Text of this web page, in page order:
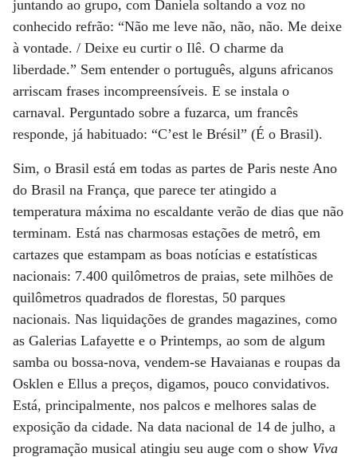
juntando ao grupo, com Daniela soltando a voz no
conhecido refrão: “Não me leve não, não, não. Me deixe
à vontade. / Deixe eu curtir o Ilê. O charme da
liberdade.” Sem entender o português, alguns africanos
arriscam frases incompreensíveis. E se instala o
carnaval. Perguntado sobre a fuzarca, um francês
responde, já habituado: “C’est le Brésil” (É o Brasil).
Sim, o Brasil está em todas as partes de Paris neste Ano
do Brasil na França, que parece ter atingido a
temperatura máxima no escaldante verão de dias que não
terminam. Está nas charmosas estações de metrô, em
cartazes que estampam as boas notícias e estatísticas
nacionais: 7.400 quilômetros de praias, sete milhões de
quilômetros quadrados de florestas, 50 parques
nacionais. Nas liquidações de grandes magazines, como
as Galerias Lafayette e o Printemps, ao som de algum
samba ou bossa-nova, vendem-se Havaianas e roupas da
Osklen e Ellus a preços, digamos, pouco convidativos.
Está, principalmente, nos palcos e melhores salas de
exposição da cidade. Na data nacional de 14 de julho, a
programação musical atingiu seu auge com o show Viva